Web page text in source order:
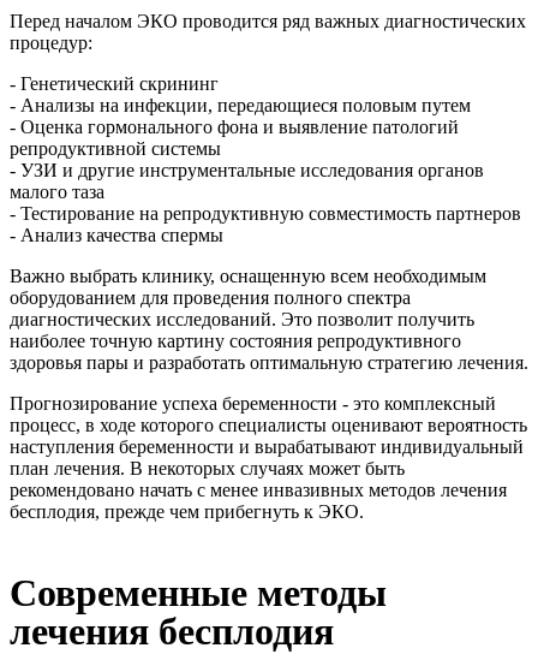
Перед началом ЭКО проводится ряд важных диагностических
процедур:
- Генетический скрининг
- Анализы на инфекции, передающиеся половым путем
- Оценка гормонального фона и выявление патологий
репродуктивной системы
- УЗИ и другие инструментальные исследования органов
малого таза
- Тестирование на репродуктивную совместимость партнеров
- Анализ качества спермы
Важно выбрать клинику, оснащенную всем необходимым
оборудованием для проведения полного спектра
диагностических исследований. Это позволит получить
наиболее точную картину состояния репродуктивного
здоровья пары и разработать оптимальную стратегию лечения.
Прогнозирование успеха беременности - это комплексный
процесс, в ходе которого специалисты оценивают вероятность
наступления беременности и вырабатывают индивидуальный
план лечения. В некоторых случаях может быть
рекомендовано начать с менее инвазивных методов лечения
бесплодия, прежде чем прибегнуть к ЭКО.
Современные методы
лечения бесплодия